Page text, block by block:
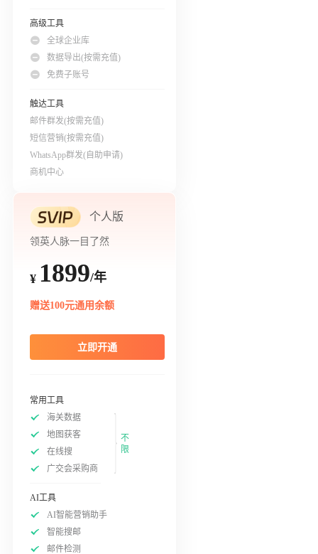
高级工具
全球企业库
数据导出(按需充值)
免费子账号
触达工具
邮件群发(按需充值)
短信营销(按需充值)
WhatsApp群发(自助申请)
商机中心
个人版
领英人脉一目了然
¥ 1899/年
赠送100元通用余额
立即开通
常用工具
海关数据
地图获客
在线搜
广交会采购商
不
限
AI工具
AI智能营销助手
智能搜邮
邮件检测